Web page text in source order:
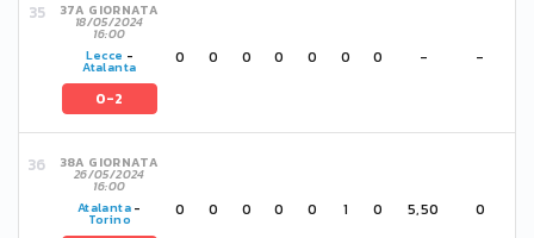
37A GIORNATA
18/05/2024
16:00
Lecce -
Atalanta
0-2
0 0 0 0 0 0 0 - -
38A GIORNATA
26/05/2024
16:00
Atalanta-
Torino 0 0 0 0 0 1 0 5,50 0